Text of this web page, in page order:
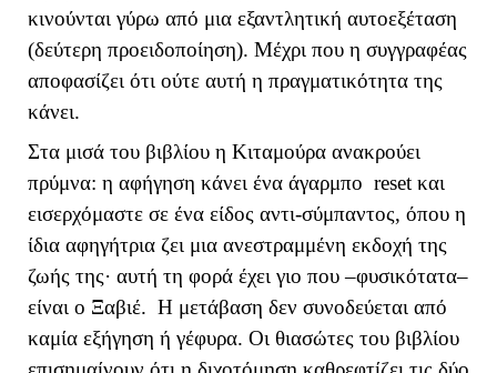
κινούνται γύρω από μια εξαντλητική αυτοεξέταση
(δεύτερη προειδοποίηση). Μέχρι που η συγγραφέας
αποφασίζει ότι ούτε αυτή η πραγματικότητα της
κάνει.
Στα μισά του βιβλίου η Κιταμούρα ανακρούει
πρύμνα: η αφήγηση κάνει ένα άγαρμπο reset και
εισερχόμαστε σε ένα είδος αντι-σύμπαντος, όπου η
ίδια αφηγήτρια ζει μια ανεστραμμένη εκδοχή της
ζωής της· αυτή τη φορά έχει γιο που –φυσικότατα–
είναι ο Ξαβιέ. Η μετάβαση δεν συνοδεύεται από
καμία εξήγηση ή γέφυρα. Οι θιασώτες του βιβλίου